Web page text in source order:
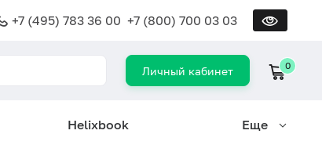
+7 (495) 783 36 00 +7 (800) 700 03 03
Личный кабинет 0
Helixbook Еще